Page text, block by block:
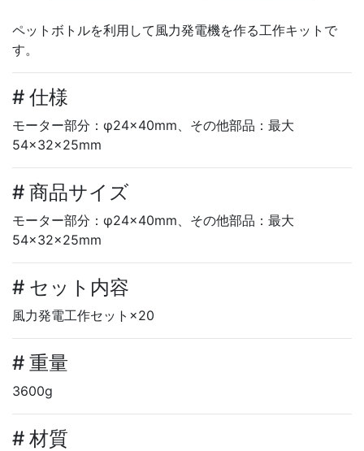
ペットボトルを利用して風力発電機を作る工作キットで
す。
# 仕様
モーター部分：φ24×40mm、その他部品：最大
54×32×25mm
# 商品サイズ
モーター部分：φ24×40mm、その他部品：最大
54×32×25mm
# セット内容
風力発電工作セット×20
# 重量
3600g
# 材質